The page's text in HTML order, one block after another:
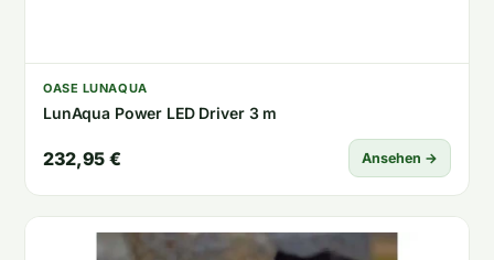
OASE LUNAQUA
LunAqua Power LED Driver 3 m
232,95 € Ansehen →